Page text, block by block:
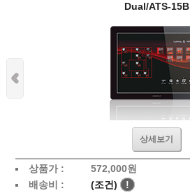
Dual/ATS-15B
상세보기
상품가 :
572,000원
배송비 :
(조건)
!